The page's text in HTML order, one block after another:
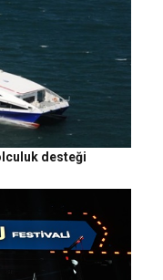
desteği